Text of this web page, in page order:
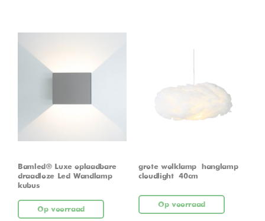
Bamled® Luxe oplaadbare
draadloze Led Wandlamp
kubus
Op voorraad
grote wolklamp – hanglamp –
cloudlight – 40cm
Op voorraad